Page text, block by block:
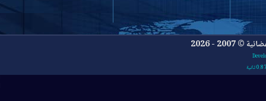
2026